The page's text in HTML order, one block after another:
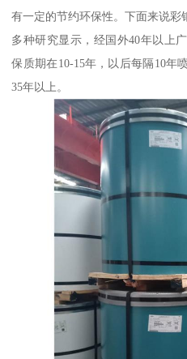
有一定的节约环保性。下面来说彩
多种研究显示，经国外40年以上
保质期在10-15年，以后每隔10年
35年以上。